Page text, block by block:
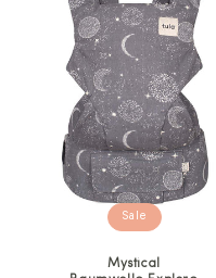
Sale
Mystical